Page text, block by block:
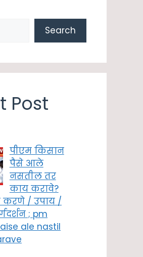
Search
Post
पीएम किसान
पैसे आले
नसतील तर
काय करावे?
करणे / उपाय /
; pm
ale nastil